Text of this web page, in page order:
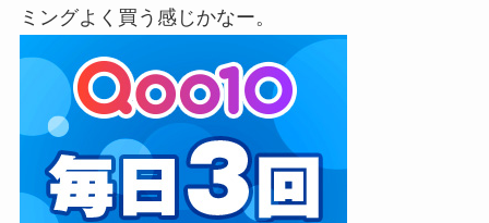
ミングよく買う感じかなー。